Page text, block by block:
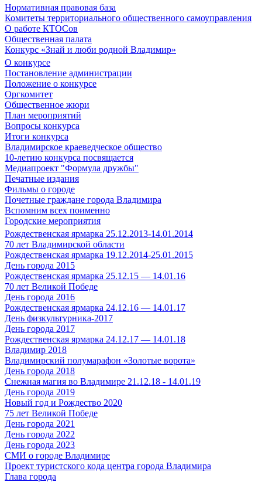
Нормативная правовая база
Комитеты территориального общественного самоуправления
О работе КТОСов
Общественная палата
Конкурс «Знай и люби родной Владимир»
О конкурсе
Постановление администрации
Положение о конкурсе
Оргкомитет
Общественное жюри
План мероприятий
Вопросы конкурса
Итоги конкурса
Владимирское краеведческое общество
10-летию конкурса посвящается
Медиапроект "Формула дружбы"
Печатные издания
Фильмы о городе
Почетные граждане города Владимира
Вспомним всех поименно
Городские мероприятия
Рождественская ярмарка 25.12.2013-14.01.2014
70 лет Владимирской области
Рождественская ярмарка 19.12.2014-25.01.2015
День города 2015
Рождественская ярмарка 25.12.15 — 14.01.16
70 лет Великой Победе
День города 2016
Рождественская ярмарка 24.12.16 — 14.01.17
День физкультурника-2017
День города 2017
Рождественская ярмарка 24.12.17 — 14.01.18
Владимир 2018
Владимирский полумарафон «Золотые ворота»
День города 2018
Снежная магия во Владимире 21.12.18 - 14.01.19
День города 2019
Новый год и Рождество 2020
75 лет Великой Победе
День города 2021
День города 2022
День города 2023
СМИ о городе Владимире
Проект туристского кода центра города Владимира
Глава города